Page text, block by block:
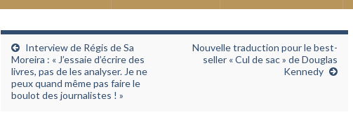
Interview de Régis de Sa
Moreira : « J’essaie d’écrire des
livres, pas de les analyser. Je ne
peux quand même pas faire le
boulot des journalistes ! »
Nouvelle traduction pour le best-
seller « Cul de sac » de Douglas
Kennedy